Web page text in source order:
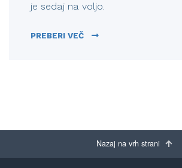
je sedaj na voljo.
PREBERI VEČ NOVA ZALOGA
Nazaj na vrh strani